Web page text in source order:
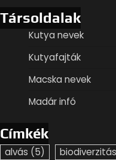
Társoldalak
Kutya nevek
Kutyafajták
Macska nevek
Madár infó
Címkék
alvás (5) biodiverzitás